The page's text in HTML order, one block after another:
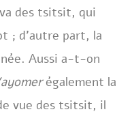
des tsitsit, qui
; d’autre part, la
Aussi a-t-on
également la
vue des tsitsit, il